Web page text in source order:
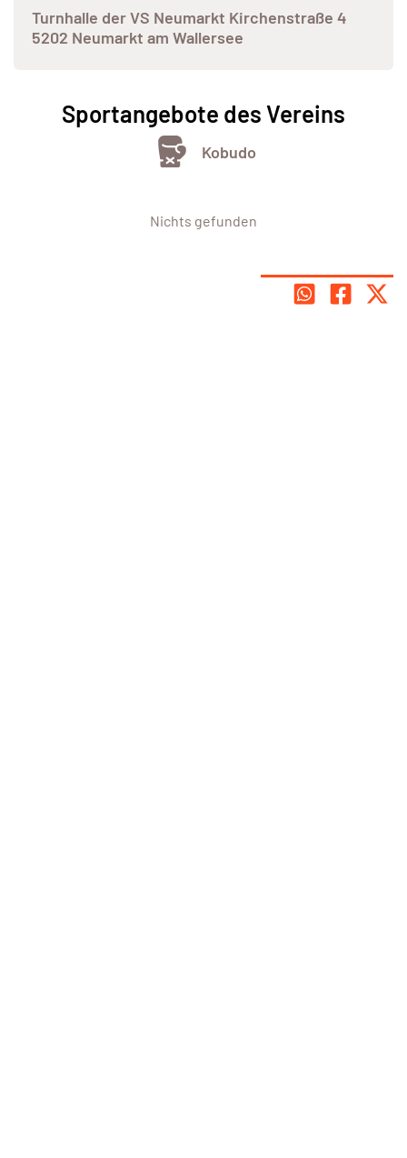
Turnhalle der VS Neumarkt Kirchenstraße 4
5202 Neumarkt am Wallersee
Sportangebote des Vereins
Kobudo
Nichts gefunden